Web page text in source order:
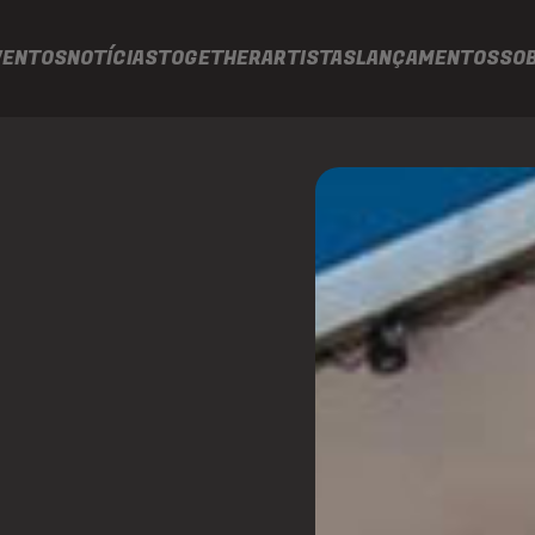
NOTÍCIASTOGETHERARTISTASLANÇAMENTOS